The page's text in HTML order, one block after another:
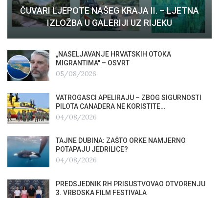
ČUVARI LJEPOTE NAŠEG KRAJA II. – LJETNA
IZLOŽBA U GALERIJI UZ RIJEKU
„NASELJAVANJE HRVATSKIH OTOKA
MIGRANTIMA″ – OSVRT
05/08/2026
VATROGASCI APELIRAJU – ZBOG SIGURNOSTI
PILOTA CANADERA NE KORISTITE…
04/08/2026
TAJNE DUBINA: ZAŠTO ORKE NAMJERNO
POTAPAJU JEDRILICE?
04/08/2026
PREDSJEDNIK RH PRISUSTVOVAO OTVORENJU
3. VRBOSKA FILM FESTIVALA